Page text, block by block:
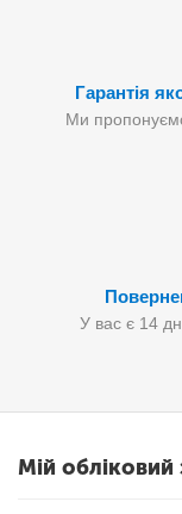
Гарантія
Ми
У вас є 14
Мій обліковий